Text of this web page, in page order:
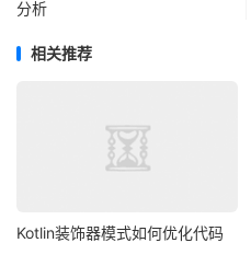
分析
相关推荐
Kotlin装饰器模式如何优化代码